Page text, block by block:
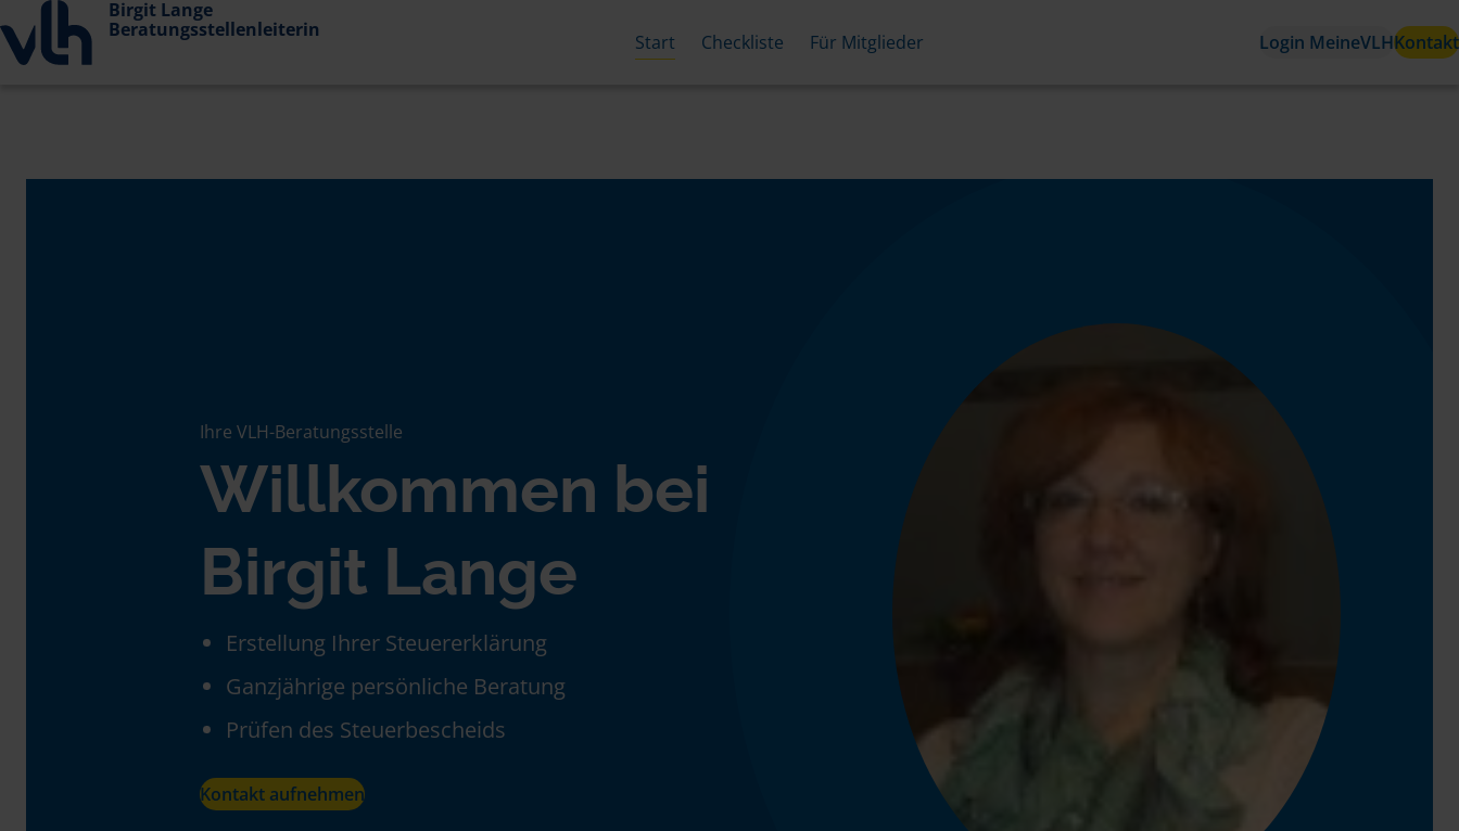
Birgit Lange
Beratungsstellenleiterin
Start Checkliste Für Mitglieder Login MeineVLHKontakt
Ihre VLH-Beratungsstelle
Willkommen bei
Birgit Lange
Erstellung Ihrer Steuererklärung
Ganzjährige persönliche Beratung
Prüfen des Steuerbescheids
Kontakt aufnehmen